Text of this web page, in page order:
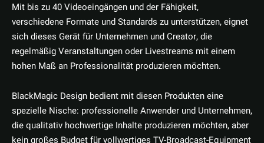
Mit bis zu 40 Videoeingängen und der Fähigkeit,
verschiedene Formate und Standards zu unterstützen, eignet
sich dieses Gerät für Unternehmen und Creator, die
regelmäßig Veranstaltungen oder Livestreams mit einem
hohen Maß an Professionalität produzieren möchten.
BlackMagic Design bedient mit diesen Produkten eine
spezielle Nische: professionelle Anwender und Unternehmen,
die qualitativ hochwertige Inhalte produzieren möchten, aber
kein großes Budget für vollwertiges TV-Broadcast-Equipment